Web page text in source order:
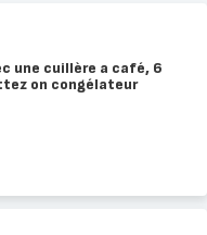
une cuillère a café, 6
on congélateur